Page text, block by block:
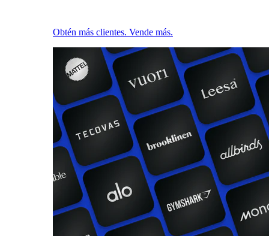
Obtén más clientes. Vende más.